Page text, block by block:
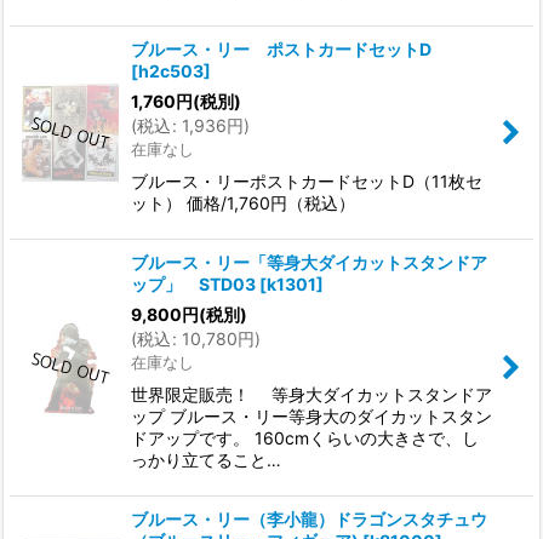
ブルース・リー ポストカードセットD
[h2c503]
1,760円(税別)
(税込: 1,936円)
在庫なし
ブルース・リーポストカードセットD（11枚セ
ット） 価格/1,760円（税込）
ブルース・リー「等身大ダイカットスタンドア
ップ」 STD03 [k1301]
9,800円(税別)
(税込: 10,780円)
在庫なし
世界限定販売！ 等身大ダイカットスタンドア
ップ ブルース・リー等身大のダイカットスタン
ドアップです。 160cmくらいの大きさで、し
っかり立てること…
ブルース・リー（李小龍）ドラゴンスタチュウ